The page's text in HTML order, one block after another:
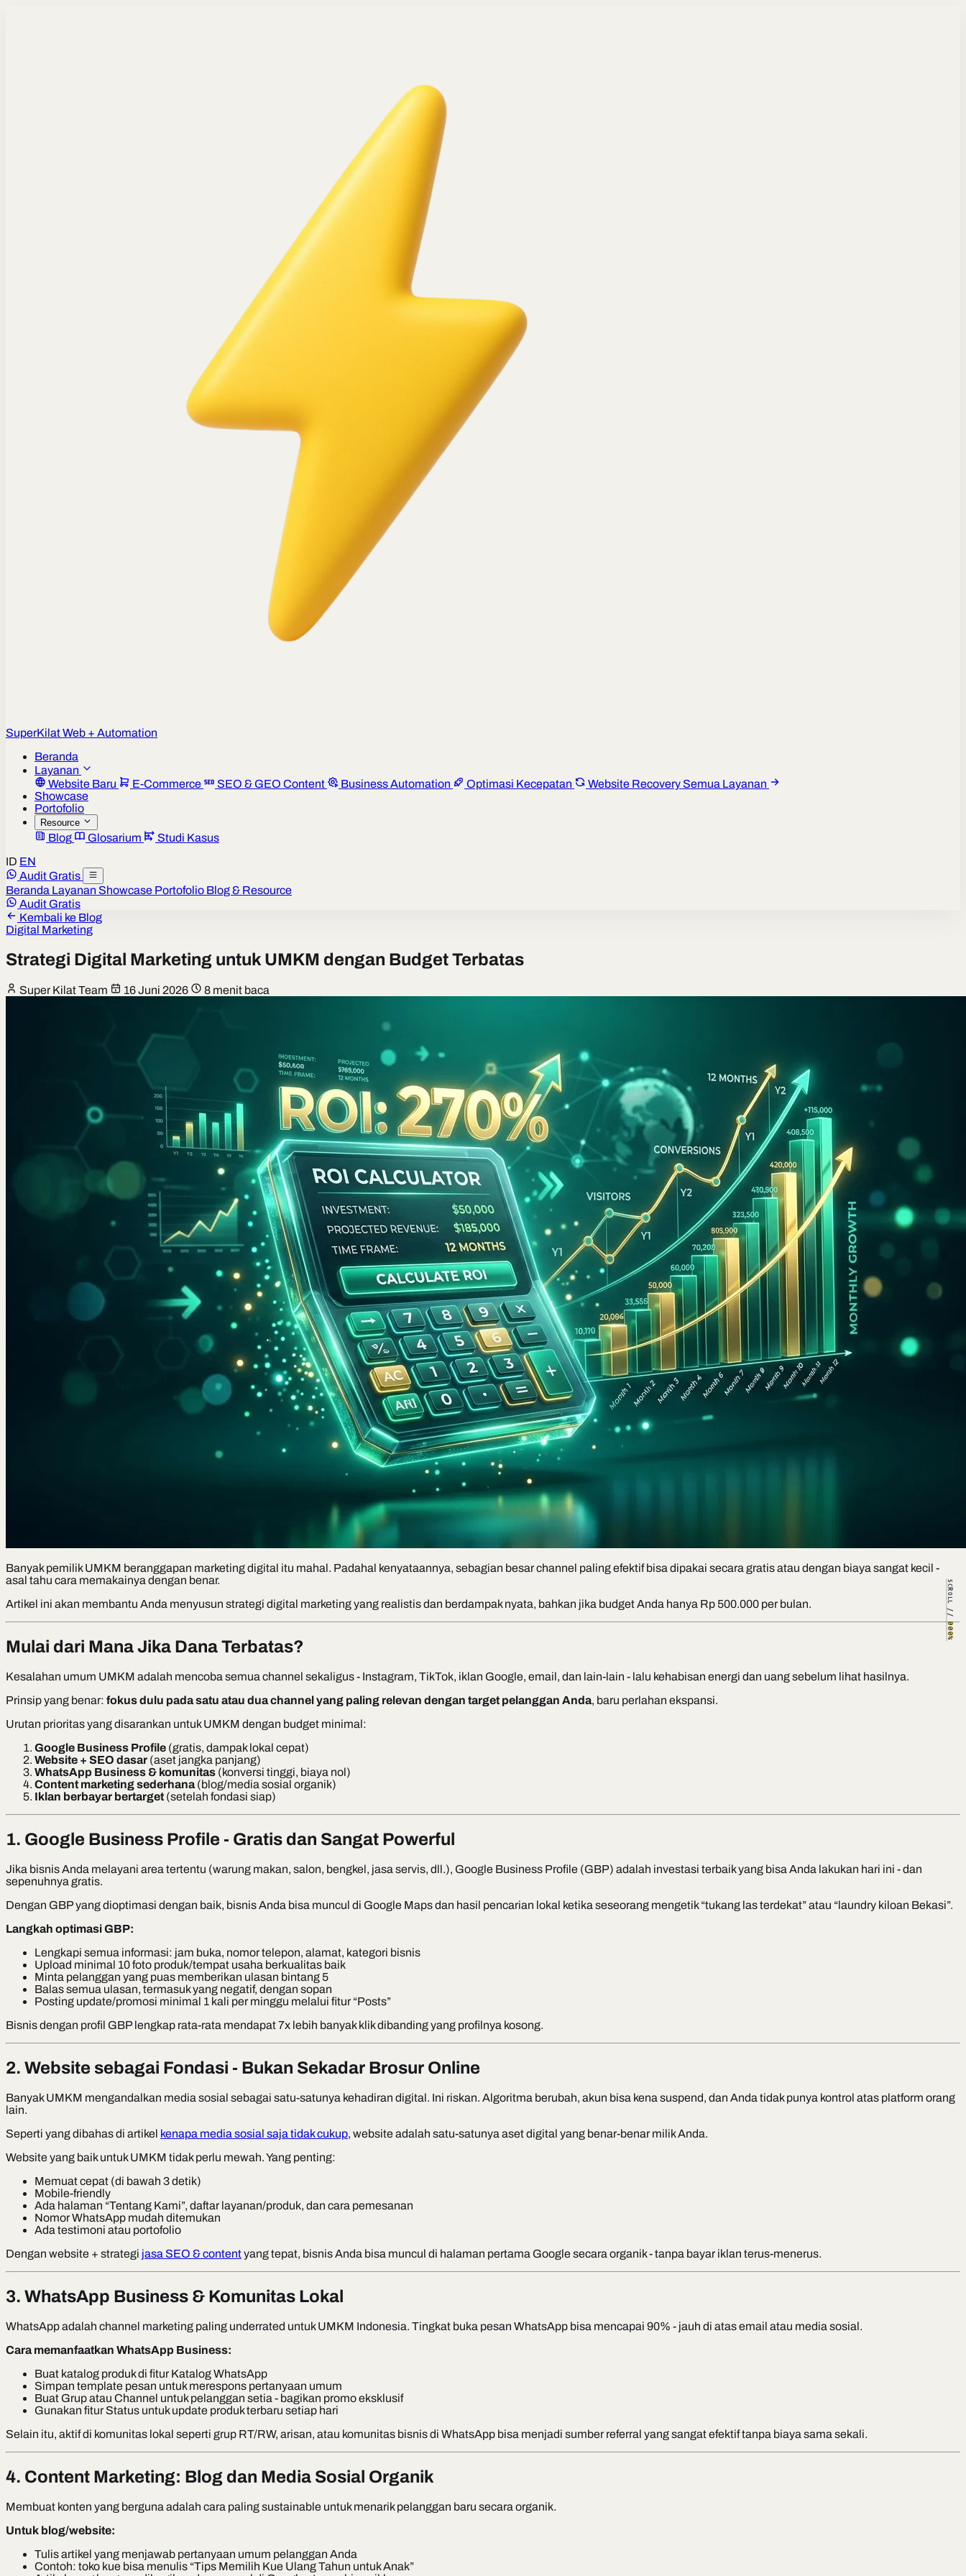
SuperKilatWeb + Automation
Beranda
Layanan
Website Baru
E-Commerce SEO & GEO Content Business Automation Optimasi Kecepatan Website Recovery Semua Layanan
Showcase
Portofolio
Resource
Blog Glosarium
Studi Kasus
ID EN
Audit Gratis
Beranda Layanan Showcase Portofolio Blog & Resource
Audit Gratis
Kembali ke Blog
Digital Marketing
Strategi Digital Marketing untuk UMKM dengan Budget Terbatas
Super Kilat Team 16 Juni 2026 8 menit baca
Banyak pemilik UMKM beranggapan marketing digital itu mahal. Padahal kenyataannya, sebagian besar channel paling efektif bisa dipakai secara gratis atau dengan biaya sangat kecil -
asal tahu cara memakainya dengan benar.
Artikel ini akan membantu Anda menyusun strategi digital marketing yang realistis dan berdampak nyata, bahkan jika budget Anda hanya Rp 500.000 per bulan.
Mulai dari Mana Jika Dana Terbatas?
Kesalahan umum UMKM adalah mencoba semua channel sekaligus - Instagram, TikTok, iklan Google, email, dan lain-lain - lalu kehabisan energi dan uang sebelum lihat hasilnya.
Prinsip yang benar: fokus dulu pada satu atau dua channel yang paling relevan dengan target pelanggan Anda, baru perlahan ekspansi.
Urutan prioritas yang disarankan untuk UMKM dengan budget minimal:
Google Business Profile (gratis, dampak lokal cepat)
Website + SEO dasar (aset jangka panjang)
WhatsApp Business & komunitas (konversi tinggi, biaya nol)
Content marketing sederhana(blog/media sosial organik)
Iklan berbayar bertarget (setelah fondasi siap)
1. Google Business Profile - Gratis dan Sangat Powerful
Jika bisnis Anda melayani area tertentu (warung makan, salon, bengkel, jasa servis, dll.), Google Business Profile (GBP) adalah investasi terbaik yang bisa Anda lakukan hari ini - dan
sepenuhnya gratis.
Dengan GBP yang dioptimasi dengan baik, bisnis Anda bisa muncul di Google Maps dan hasil pencarian lokal ketika seseorang mengetik “tukang las terdekat” atau “laundry kiloan Bekasi”.
Langkah optimasi GBP:
Lengkapi semua informasi: jam buka, nomor telepon, alamat, kategori bisnis
Upload minimal 10 foto produk/tempat usaha berkualitas baik
Minta pelanggan yang puas memberikan ulasan bintang 5
Balas semua ulasan, termasuk yang negatif, dengan sopan
Posting update/promosi minimal 1 kali per minggu melalui fitur “Posts”
Bisnis dengan profil GBP lengkap rata-rata mendapat 7x lebih banyak klik dibanding yang profilnya kosong.
2. Website sebagai Fondasi - Bukan Sekadar Brosur Online
Banyak UMKM mengandalkan media sosial sebagai satu-satunya kehadiran digital. Ini riskan. Algoritma berubah, akun bisa kena suspend, dan Anda tidak punya kontrol atas platform orang
lain.
Seperti yang dibahas di artikel kenapa media sosial saja tidak cukup, website adalah satu-satunya aset digital yang benar-benar milik Anda.
Website yang baik untuk UMKM tidak perlu mewah. Yang penting:
Memuat cepat (di bawah 3 detik)
Mobile-friendly
Ada halaman “Tentang Kami”, daftar layanan/produk, dan cara pemesanan
Nomor WhatsApp mudah ditemukan
Ada testimoni atau portofolio
Dengan website + strategi jasa SEO & contentyang tepat, bisnis Anda bisa muncul di halaman pertama Google secara organik - tanpa bayar iklan terus-menerus.
3. WhatsApp Business & Komunitas Lokal
WhatsApp adalah channel marketing paling underrated untuk UMKM Indonesia. Tingkat buka pesan WhatsApp bisa mencapai 90% - jauh di atas email atau media sosial.
Cara memanfaatkan WhatsApp Business:
Buat katalog produk di fitur Katalog WhatsApp
Simpan template pesan untuk merespons pertanyaan umum
Buat Grup atau Channel untuk pelanggan setia - bagikan promo eksklusif
Gunakan fitur Status untuk update produk terbaru setiap hari
Selain itu, aktif di komunitas lokal seperti grup RT/RW, arisan, atau komunitas bisnis di WhatsApp bisa menjadi sumber referral yang sangat efektif tanpa biaya sama sekali.
4. Content Marketing: Blog dan Media Sosial Organik
Membuat konten yang berguna adalah cara paling sustainable untuk menarik pelanggan baru secara organik.
Untuk blog/website:
Tulis artikel yang menjawab pertanyaan umum pelanggan Anda
Contoh: toko kue bisa menulis “Tips Memilih Kue Ulang Tahun untuk Anak”
SCROLL //
000%